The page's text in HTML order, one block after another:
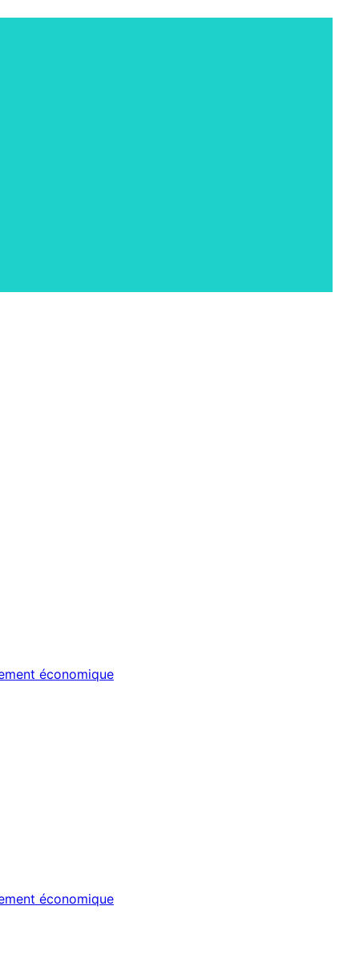
économique
économique